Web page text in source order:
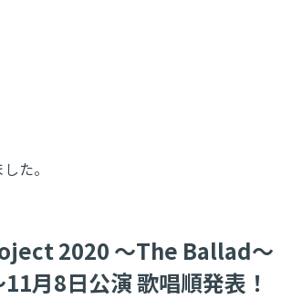
た。
2020 〜The Ballad〜
月8日公演 歌唱順発表！